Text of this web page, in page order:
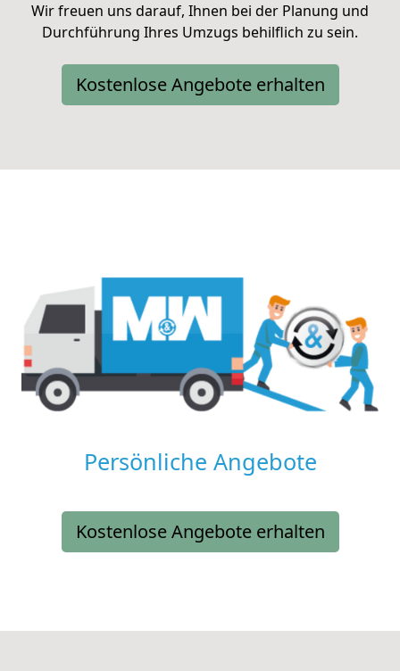
Wir freuen uns darauf, Ihnen bei der Planung und
Durchführung Ihres Umzugs behilflich zu sein.
Kostenlose Angebote erhalten
Persönliche Angebote
Kostenlose Angebote erhalten